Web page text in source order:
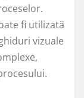
fi utilizată
vizuale